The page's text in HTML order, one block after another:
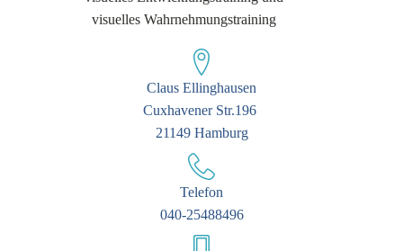
Claus Ellinghausen
Cuxhavener Str.196
21149 Hamburg
Telefon
040-25488496